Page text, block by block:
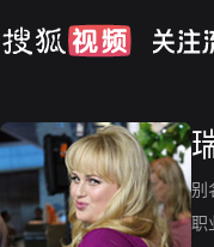
别
职